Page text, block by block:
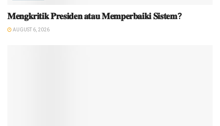
𝐌𝐞𝐧𝐠𝐤𝐫𝐢𝐭𝐢𝐤 𝐏𝐫𝐞𝐬𝐢𝐝𝐞𝐧 𝐚𝐭𝐚𝐮 𝐌𝐞𝐦𝐩𝐞𝐫𝐛𝐚𝐢𝐤𝐢 𝐒𝐢𝐬𝐭𝐞𝐦?
AUGUST 6, 2026